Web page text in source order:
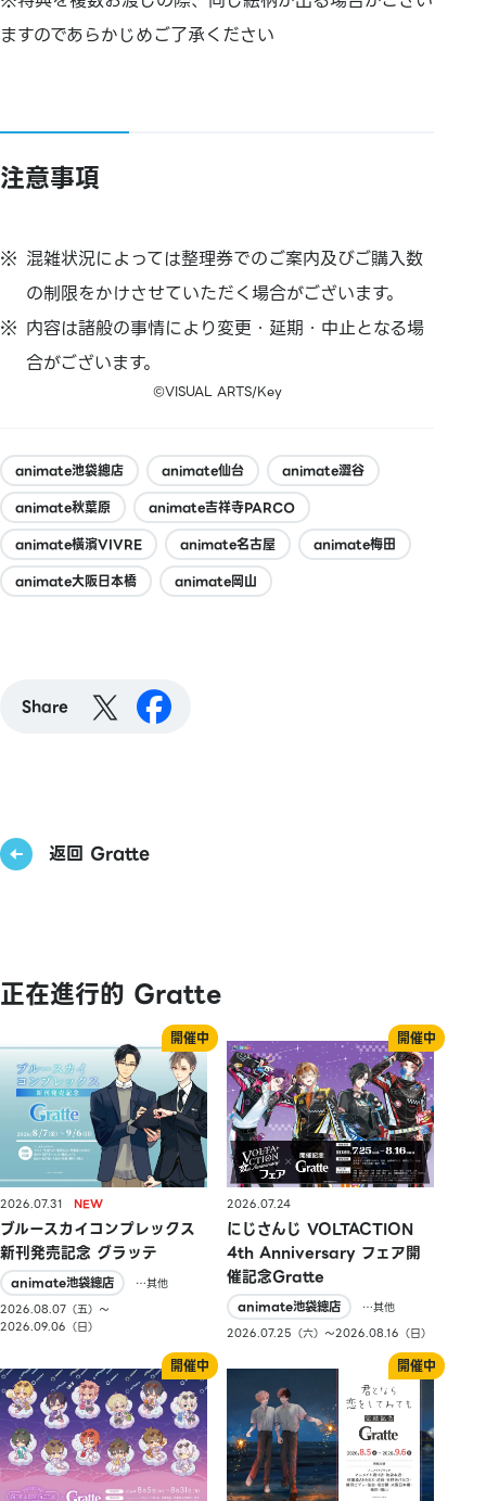
ますのであらかじめご了承ください
注意事項
混雑状況によっては整理券でのご案内及びご購入数
の制限をかけさせていただく場合がございます。
内容は諸般の事情により変更・延期・中止となる場
合がございます。
©VISUAL ARTS/Key
animate池袋總店 animate仙台
animate澀谷
animate秋葉原
animate吉祥寺PARCO
animate橫濱VIVRE
animate名古屋
animate梅田
animate大阪日本橋
animate岡山
Share
返回 Gratte
正在進行的 Gratte
2026.07.31
ブルースカイコンプレックス
新刊発売記念 グラッテ
animate池袋總店
…其他
2026.08.07（五）〜
2026.09.06（日）
2026.07.24
にじさんじ VOLTACTION
4th Anniversary フェア開
催記念Gratte
animate池袋總店
…其他
2026.07.25（六）〜2026.08.16（日）